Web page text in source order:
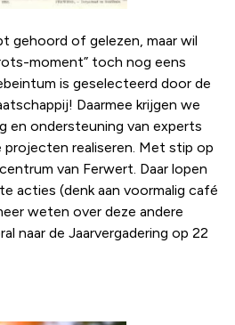
gehoord of gelezen, maar wil
moment” toch nog eens
is geselecteerd door de
Daarmee krijgen we
en ondersteuning van experts
projecten realiseren. Met stip op
van Ferwert. Daar lopen
acties (denk aan voormalig café
weten over deze andere
naar de Jaarvergadering op 22